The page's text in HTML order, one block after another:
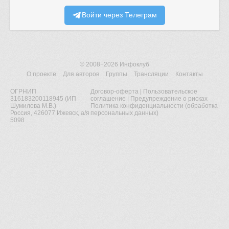
Войти через Телеграм
© 2008−2026 Инфоклуб
О проекте
Для авторов Группы Трансляции Контакты
ОГРНИП
316183200118945 (ИП
Шумилова М.В.)
Россия, 426077 Ижевск, а/я
5098
Договор-оферта
Пользовательское
соглашение
Предупреждение о рисках
Политика конфиденциальности (обработка
персональных данных)